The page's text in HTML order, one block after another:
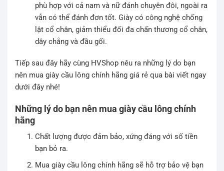
phù hợp với cả nam và nữ đánh chuyên đôi, ngoài ra
vẫn có thể đánh đơn tốt. Giày có công nghệ chống
lật cổ chân, giảm thiểu đối đa chấn thương cổ chân,
dây chằng và đầu gối.
Tiếp sau đây hãy cùng HVShop nêu ra những lý do bạn
nên mua giày cầu lông chính hãng giá rẻ qua bài viết ngay
dưới đây nhé!
Những lý do bạn nên mua giày cầu lông chính
hãng
Chất lượng được đảm bảo, xứng đáng với số tiền
bạn bỏ ra.
Mua giày cầu lông chính hãng sẽ hỗ trợ bảo vệ bạn